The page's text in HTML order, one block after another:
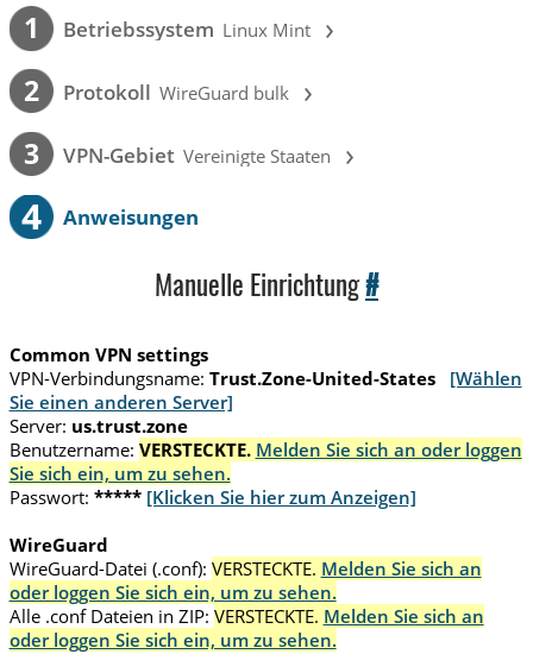
1 Betriebssystem Linux Mint ›
2 Protokoll WireGuard bulk ›
3 VPN-Gebiet Vereinigte Staaten ›
4 Anweisungen
Manuelle Einrichtung#
Common VPN settings
VPN-Verbindungsname: Trust.Zone-United-States
[Wählen
Sie einen anderen Server]
Server: us.trust.zone
Benutzername: VERSTECKTE. Melden Sie sich an oder loggen
Sie sich ein, um zu sehen.
Passwort: ***** [Klicken Sie hier zum Anzeigen]
WireGuard
WireGuard-Datei (.conf): VERSTECKTE. Melden Sie sich an
oder loggen Sie sich ein, um zu sehen.
Alle .conf Dateien in ZIP: VERSTECKTE. Melden Sie sich an
oder loggen Sie sich ein, um zu sehen.